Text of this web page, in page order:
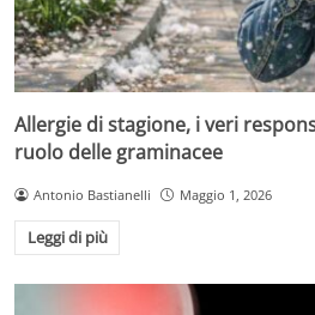
Allergie di stagione, i veri
ruolo delle graminacee
Antonio Bastianelli Maggio 1, 2026
Leggi di più